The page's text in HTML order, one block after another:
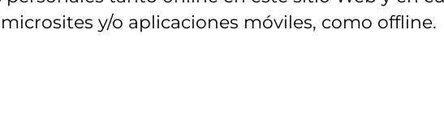
y/o aplicaciones móviles, como offline.